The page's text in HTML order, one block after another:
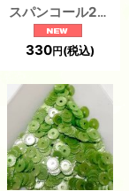
スパンコール2465 クロック5mm グリーン 1g
330円 (税込)